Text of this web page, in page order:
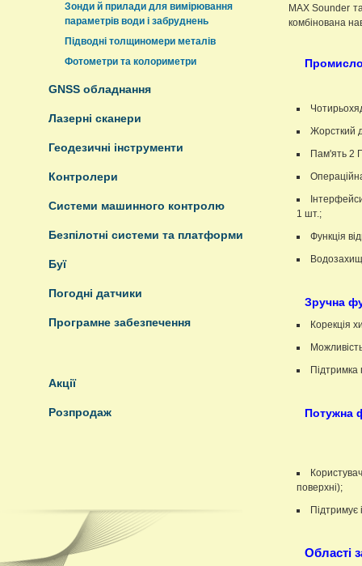
Зонди й прилади для вимірювання
параметрів води і забруднень
Підводні толщиномери металів
Фотометри та колориметри
GNSS обладнання
Лазерні сканери
Геодезичні інструменти
Контролери
Системи машинного контролю
Безпілотні системи та платформи
Буї
Погодні датчики
Програмне забезпечення
Акції
Розпродаж
MAX Sounder
комбінована
Жорсткий
Пам'ять 2
1 шт.;
Функція
Зручна
Корекція
Підтримка
Потужна
поверхні);
Підтримує
Області